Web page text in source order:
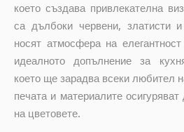
което създава привлекателна
са дълбоки червени, златисти
носят атмосфера на
идеалното допълнение за
което ще зарадва всеки любител
печата и материалите
на цветовете.